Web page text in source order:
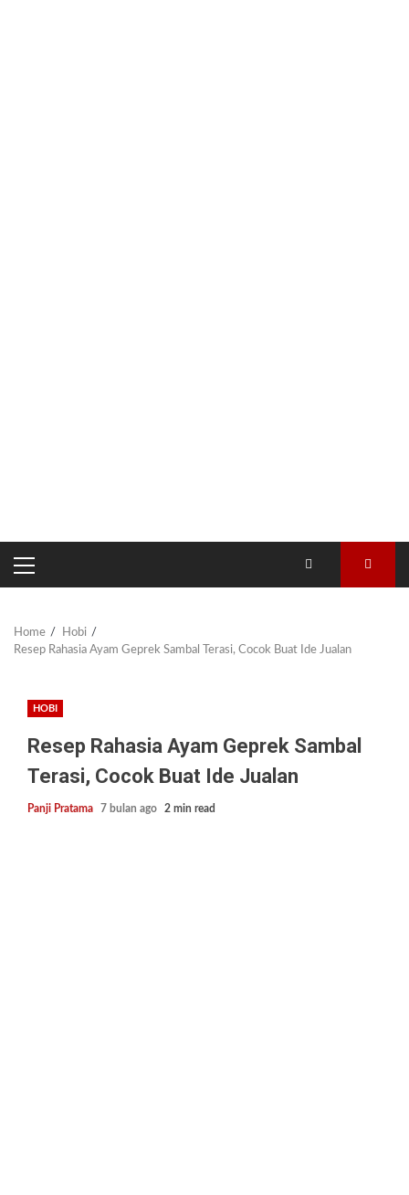
PRIMARY
MENU
Home
Hobi
Resep Rahasia Ayam Geprek Sambal Terasi, Cocok Buat Ide Jualan
HOBI
Resep Rahasia Ayam Geprek Sambal
Terasi, Cocok Buat Ide Jualan
Panji Pratama 7 bulan ago 2 min read